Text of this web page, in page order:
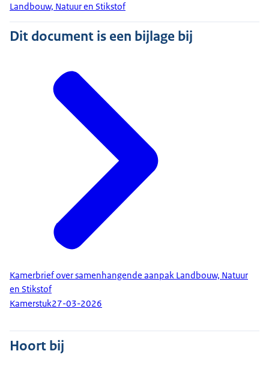
Landbouw, Natuur en Stikstof
Dit document is een bijlage bij
Kamerbrief over samenhangende aanpak Landbouw, Natuur
en Stikstof
Kamerstuk27-03-2026
Hoort bij